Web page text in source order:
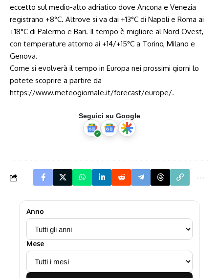
eccetto sul medio-alto adriatico dove Ancona e Venezia
registrano +8°C. Altrove si va dai +13°C di Napoli e Roma ai
+18°C di Palermo e Bari. Il tempo è migliore al Nord Ovest,
con temperature attorno ai +14/+15°C a Torino, Milano e
Genova.
Come si evolverà il tempo in Europa nei prossimi giorni lo
potete scoprire a partire da
https://www.meteogiornale.it/forecast/europe/.
Seguici su Google
Anno
Mese